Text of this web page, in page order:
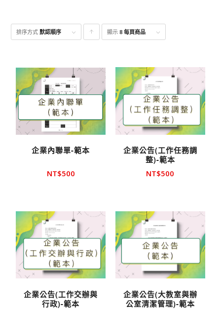
排序方式默認順序 點
品
顯示8 每頁商品
企業內聯單-範本
NT$500
企業公告(工作任務調
整)-範本
NT$500
企業公告(工作交辦與
行政)-範本
企業公告(大教室與辦
公室清潔管理)-範本